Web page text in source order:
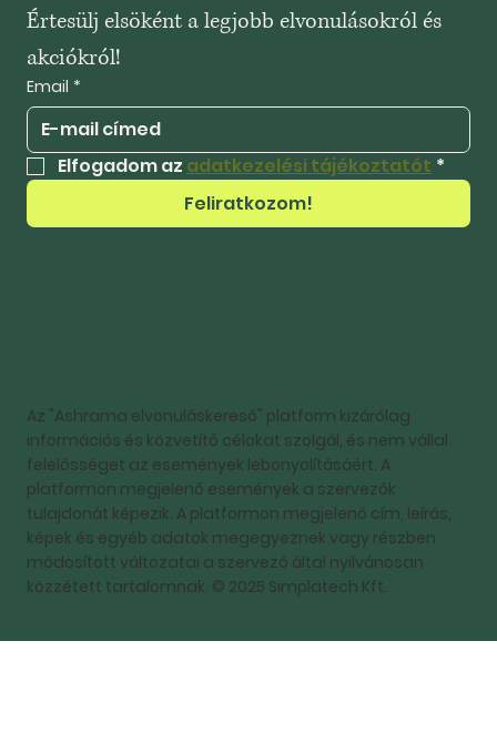
Értesülj elsöként a legjobb elvonulásokról és
akciókról!
Email *
Elfogadom az adatkezelési tájékoztatót *
Feliratkozom!
Az "Ashrama elvonuláskereső" platform kizárólag
információs és közvetítő célokat szolgál, és nem vállal
felelősséget az események lebonyolításáért. A
platformon megjelenő események a szervezők
tulajdonát képezik. A platformon megjelenő cím, leírás,
képek és egyéb adatok megegyeznek vagy részben
módosított változatai a szervező által nyilvánosan
közzétett tartalomnak. © 2025 Simplatech Kft.